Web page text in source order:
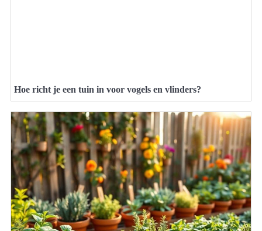
Hoe richt je een tuin in voor vogels en vlinders?